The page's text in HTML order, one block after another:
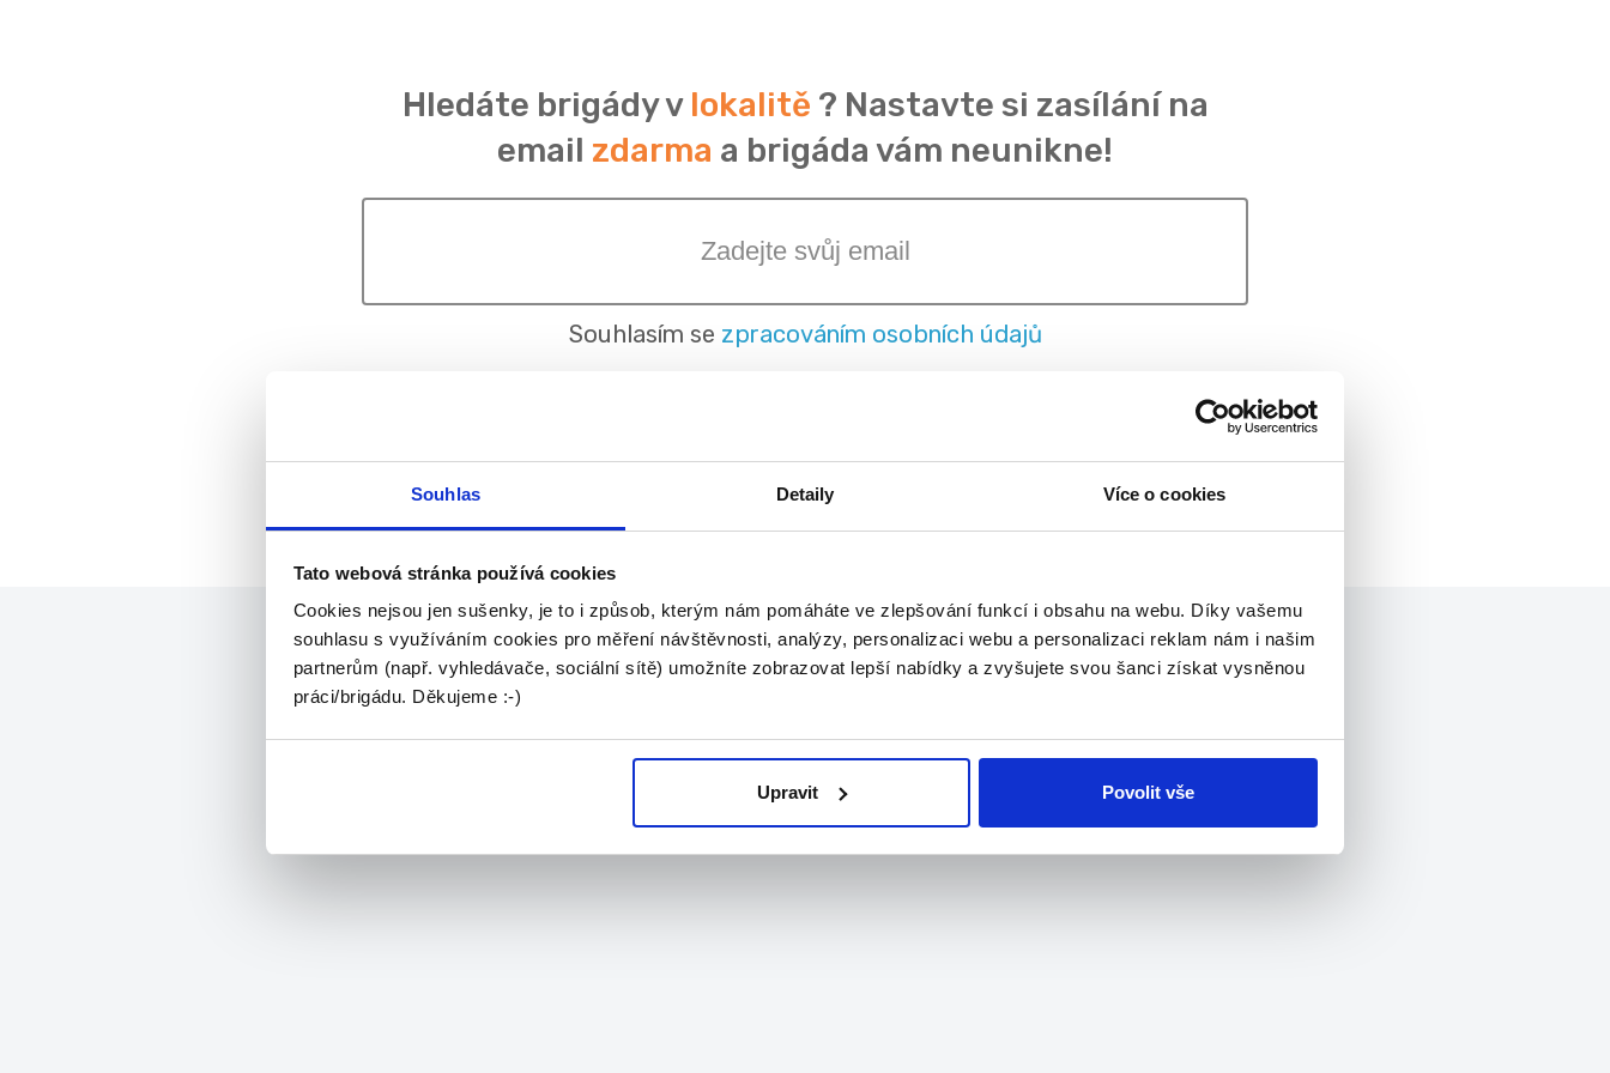
Souhlas Detaily Více o cookies
Tato webová stránka používá cookies
Cookies nejsou jen sušenky, je to i způsob, kterým nám pomáháte ve zlepšování funkcí i obsahu na webu. Díky vašemu
souhlasu s využíváním cookies pro měření návštěvnosti, analýzy, personalizaci webu a personalizaci reklam nám i našim
partnerům (např. vyhledávače, sociální sítě) umožníte zobrazovat lepší nabídky a zvyšujete svou šanci získat vysněnou
práci/brigádu. Děkujeme :-)
Upravit Povolit vše
Hledáte brigády v lokalitě ? Nastavte si zasílání na
email zdarma a brigáda vám neunikne!
Souhlasím se zpracováním osobních údajů